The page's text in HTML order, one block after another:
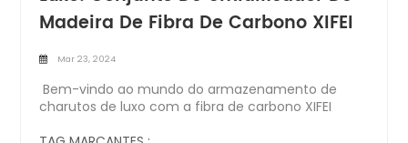
Madeira De Fibra De Carbono XIFEI
Mar 23, 2024
Bem-vindo ao mundo do armazenamento de
charutos de luxo com a fibra de carbono XIFEI